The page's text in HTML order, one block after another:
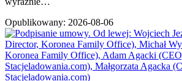
Opublikowany: 2026-08-06